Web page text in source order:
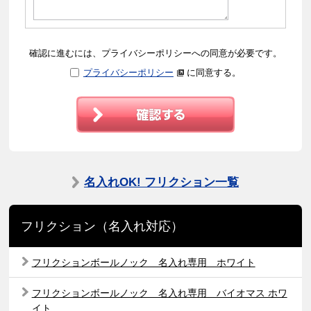
確認に進むには、プライバシーポリシーへの同意が必要です。
プライバシーポリシー
に同意する。
名入れOK! フリクション一覧
フリクション（名入れ対応）
フリクションボールノック 名入れ専用 ホワイト
フリクションボールノック 名入れ専用 バイオマス ホワ
イト